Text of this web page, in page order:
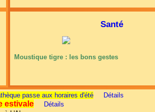
Santé
Moustique tigre : les bons gestes
passe aux horaires d'été Détails
estivale Détails